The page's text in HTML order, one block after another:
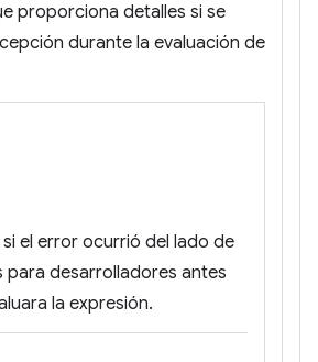
proporciona detalles si se
durante la evaluación de
el error ocurrió del lado de
para desarrolladores antes
la expresión.